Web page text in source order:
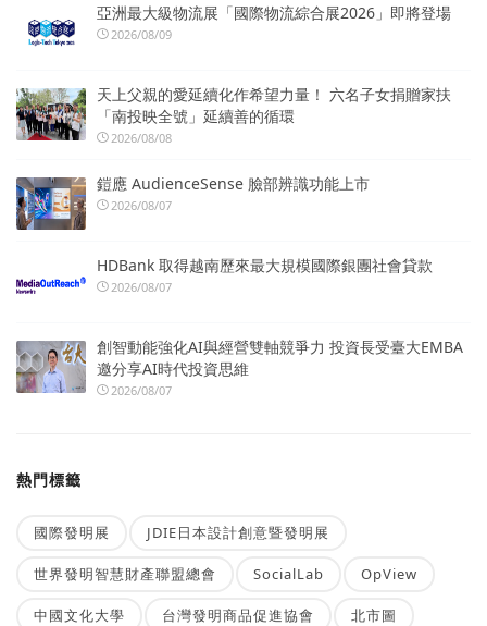
亞洲最大級物流展「國際物流綜合展2026」即將登場
2026/08/09
天上父親的愛延續化作希望力量！ 六名子女捐贈家扶
「南投映全號」延續善的循環
2026/08/08
鎧應 AudienceSense 臉部辨識功能上市
2026/08/07
HDBank 取得越南歷來最大規模國際銀團社會貸款
2026/08/07
創智動能強化AI與經營雙軸競爭力 投資長受臺大EMBA
邀分享AI時代投資思維
2026/08/07
熱門標籤
國際發明展 JDIE日本設計創意暨發明展
世界發明智慧財產聯盟總會 SocialLab OpView
中國文化大學 台灣發明商品促進協會 北市圖